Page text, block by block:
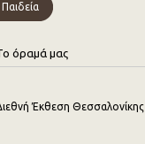
όραμά μας
Έκθεση Θεσσαλονίκης